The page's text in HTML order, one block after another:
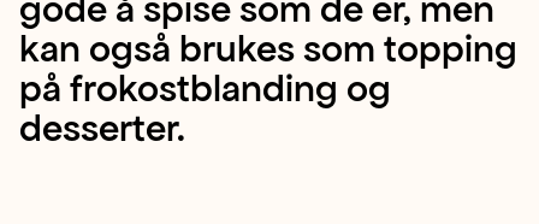
små,
søte
og
syrlige
kan også brukes som topping
på frokostblanding og
desserter.